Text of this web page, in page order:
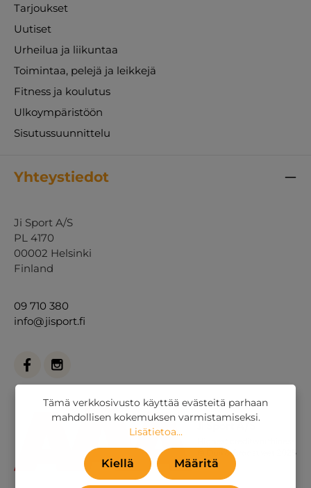
Tarjoukset
Uutiset
Urheilua ja liikuntaa
Toimintaa, pelejä ja leikkejä
Fitness ja koulutus
Ulkoympäristöön
Sisutussuunnittelu
Yhteystiedot
Ji Sport A/S
PL 4170
00002 Helsinki
Finland
09 710 380
info@jisport.fi
Tämä verkkosivusto käyttää evästeitä parhaan
mahdollisen kokemuksen varmistamiseksi.
Lisätietoa...
Kiellä Määritä